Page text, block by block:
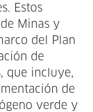
Estos
Minas y
del Plan
de
que incluye,
de
verde y